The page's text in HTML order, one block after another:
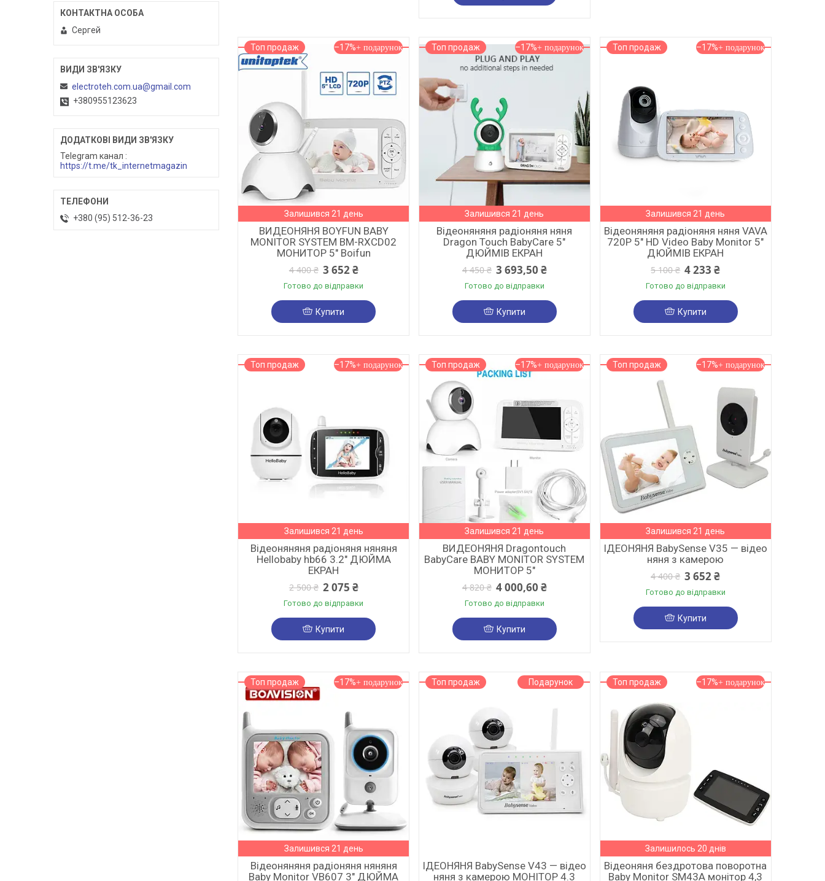
Топ продаж –17%
Залишився 21 день
ВИДЕОНЯНЯ BOYFUN BABY
MONITOR SYSTEM BM-RXCD02
МОНИТОР 5" Boifun
4 400 ₴ 3 652 ₴
Готово до відправки
Купити
Топ продаж –17%
Залишився 21 день
Відеоняняня радіоняня няня
Dragon Touch BabyCare 5"
ДЮЙМІВ ЕКРАН
4 450 ₴ 3 693,50 ₴
Готово до відправки
Купити
Топ продаж –17%
Залишився 21 день
Відеоняняня радіоняня няня VAVA
720P 5" HD Video Baby Monitor 5"
ДЮЙМІВ ЕКРАН
5 100 ₴ 4 233 ₴
Готово до відправки
Купити
Топ продаж –17%
Залишився 21 день
Відеоняняня радіоняня няняня
Hellobaby hb66 3.2" ДЮЙМА
ЕКРАН
2 500 ₴ 2 075 ₴
Готово до відправки
Купити
Топ продаж –17%
Залишився 21 день
ВИДЕОНЯНЯ Dragontouch
BabyCare BABY MONITOR SYSTEM
МОНИТОР 5"
4 820 ₴ 4 000,60 ₴
Готово до відправки
Купити
Топ продаж –17%
Залишився 21 день
ІДЕОНЯНЯ BabySense V35 — відео
няня з камерою
4 400 ₴ 3 652 ₴
Готово до відправки
Купити
Топ продаж –17%
Залишився 21 день
Відеоняняня радіоняня няняня
Baby Monitor VB607 3" ДЮЙМА
Топ продаж Подарунок
ІДЕОНЯНЯ BabySense V43 — відео
няня з камерою МОНІТОР 4.3
Топ продаж –17%
Залишилось 20 днів
Відеоняня бездротова поворотна
Baby Monitor SM43A монітор 4,3
Сергей
electroteh.com.ua@gmail.com
+380955123623
Telegram канал
https://t.me/tk_internetmagazin
+380 (95) 512-36-23